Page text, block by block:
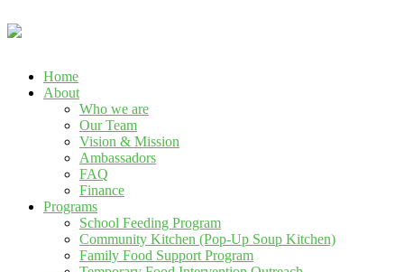
Home
About
Who we are
Our Team
Vision & Mission
Ambassadors
FAQ
Finance
Programs
School Feeding Program
Community Kitchen (Pop-Up Soup Kitchen)
Family Food Support Program